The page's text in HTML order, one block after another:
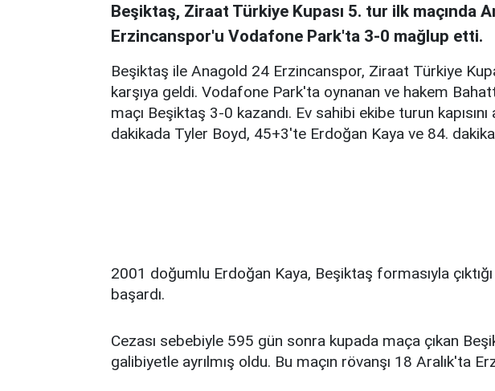
Beşiktaş, Ziraat Türkiye Kupası 5. tur ilk maçında
Erzincanspor'u Vodafone Park'ta 3-0 mağlup etti.
Beşiktaş ile Anagold 24 Erzincanspor, Ziraat Türkiye
karşıya geldi. Vodafone Park'ta oynanan ve hakem
maçı Beşiktaş 3-0 kazandı. Ev sahibi ekibe turun
dakikada Tyler Boyd, 45+3'te Erdoğan Kaya ve 84.
2001 doğumlu Erdoğan Kaya, Beşiktaş formasıyla
başardı.
Cezası sebebiyle 595 gün sonra kupada maça çıkan
galibiyetle ayrılmış oldu. Bu maçın rövanşı 18 Aralık'ta